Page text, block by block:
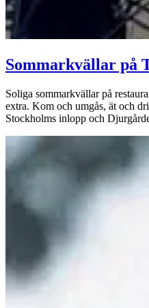
Sommarkvällar på
Soliga sommarkvällar på
extra. Kom och umgås, ät och
Stockholms inlopp och